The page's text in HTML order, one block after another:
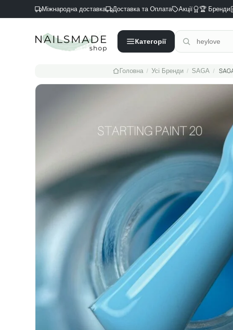
Міжнародна доставка Доставка та Оплата Акції 🏆 Бренди
Категорії
Головна / Усі Бренди / SAGA /